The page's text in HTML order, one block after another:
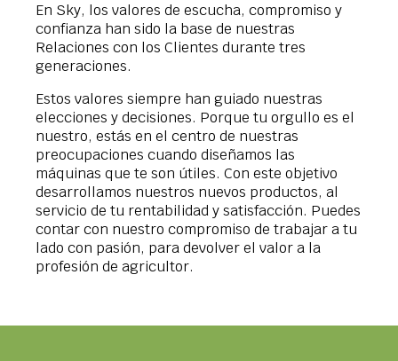
En Sky, los valores de escucha, compromiso y
confianza han sido la base de nuestras
Relaciones con los Clientes durante tres
generaciones.
Estos valores siempre han guiado nuestras
elecciones y decisiones. Porque tu orgullo es el
nuestro, estás en el centro de nuestras
preocupaciones cuando diseñamos las
máquinas que te son útiles. Con este objetivo
desarrollamos nuestros nuevos productos, al
servicio de tu rentabilidad y satisfacción. Puedes
contar con nuestro compromiso de trabajar a tu
lado con pasión, para devolver el valor a la
profesión de agricultor.